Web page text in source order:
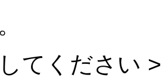
てください